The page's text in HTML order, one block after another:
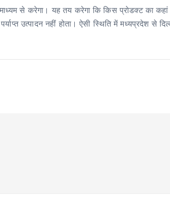
से करेगा। यह तय करेगा कि किस प्रोडक्ट का
उत्पादन नहीं होता। ऐसी स्थिति में मध्यप्रदेश से